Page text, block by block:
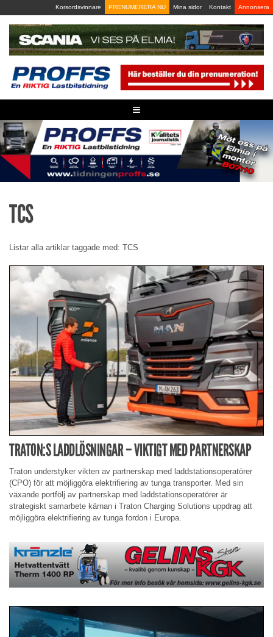
to
content
Korsordsvinnare PRENUMERERA NU Mina sidor Kontakt Annonsera
≡
TCS
Listar alla artiklar taggade med: TCS
TRATON:S LADDLÖSNINGAR – VIKTIGT MED PARTNERSKAP
Traton understyker vikten av partnerskap med laddstationsoperatörer
(CPO) för att möjliggöra elektrifiering av tunga transporter. Med sin
växande portfölj av partnerskap med laddstationsoperatörer är
strategiskt samarbete kärnan i Traton Charging Solutions uppdrag att
möjliggöra elektrifiering av tunga fordon i Europa.